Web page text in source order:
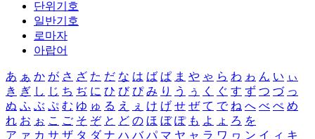
단위기호
일반기호
로마자
아랍어
あ ぁ か が さ ざ た だ な は ば ぱ ま や ゃ ら わ ゎ ん い ぃ
き ぎ し じ ち ぢ に ひ び ぴ み り う ぅ く ぐ す ず つ づ っ
ぬ ふ ぶ ぷ む ゆ ゅ る え ぇ け げ せ ぜ て で ね へ べ ぺ め
れ お ぉ こ ご そ ぞ と ど の ほ ぼ ぽ も よ ょ ろ を
ア ァ カ サ ザ タ ダ ナ ハ バ パ マ ヤ ャ ラ ワ ヮ ン イ ィ キ